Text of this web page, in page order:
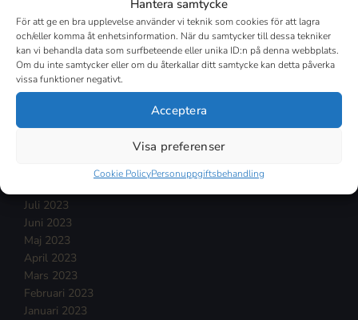
Hantera samtycke
För att ge en bra upplevelse använder vi teknik som cookies för att lagra
och/eller komma åt enhetsinformation. När du samtycker till dessa tekniker
kan vi behandla data som surfbeteende eller unika ID:n på denna webbplats.
Om du inte samtycker eller om du återkallar ditt samtycke kan detta påverka
vissa funktioner negativt.
Acceptera
Visa preferenser
Cookie PolicyPersonuppgiftsbehandling
Maj 2024
April 2024
Mars 2024
Februari 2024
September 2023
Juli 2023
Juni 2023
Maj 2023
April 2023
Mars 2023
Februari 2023
Januari 2023